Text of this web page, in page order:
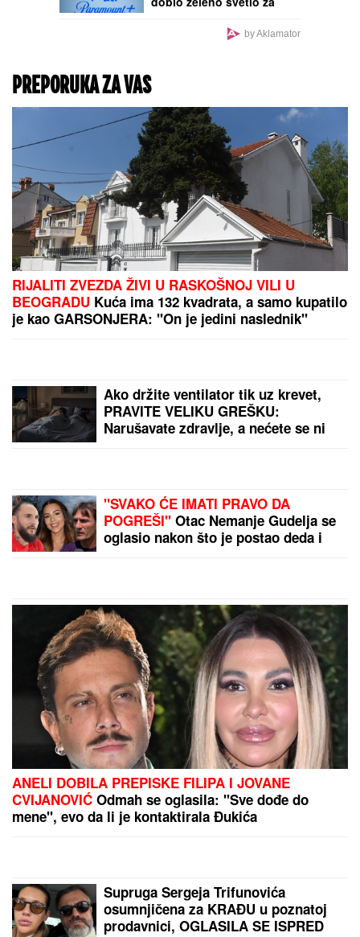
by Aklamator
PREPORUKA ZA VAS
RIJALITI ZVEZDA ŽIVI U RASKOŠNOJ VILI U
BEOGRADU Kuća ima 132 kvadrata, a samo kupatilo
je kao GARSONJERA: "On je jedini naslednik"
Ako držite ventilator tik uz krevet,
PRAVITE VELIKU GREŠKU:
Narušavate zdravlje, a nećete se ni
"SVAKO ĆE IMATI PRAVO DA
POGREŠI" Otac Nemanje Gudelja se
oglasio nakon što je postao deda i
ANELI DOBILA PREPISKE FILIPA I JOVANE
CVIJANOVIĆ Odmah se oglasila: "Sve dođe do
mene", evo da li je kontaktirala Đukića
Supruga Sergeja Trifunovića
osumnjičena za KRAĐU u poznatoj
prodavnici, OGLASILA SE ISPRED